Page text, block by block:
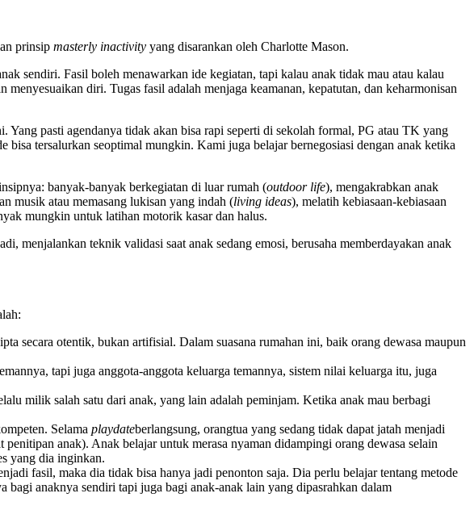
prinsip masterly inactivity yang disarankan oleh Charlotte Mason.
sendiri. Fasil boleh menawarkan ide kegiatan, tapi kalau anak tidak mau atau kalau
diri. Tugas fasil adalah menjaga keamanan, kepatutan, dan keharmonisan
Yang pasti agendanya tidak akan bisa rapi seperti di sekolah formal, PG atau TK yang
tersalurkan seoptimal mungkin. Kami juga belajar bernegosiasi dengan anak ketika
banyak-banyak berkegiatan di luar rumah (outdoor life), mengakrabkan anak
musik atau memasang lukisan yang indah (living ideas), melatih kebiasaan-kebiasaan
mungkin untuk latihan motorik kasar dan halus.
menjalankan teknik validasi saat anak sedang emosi, berusaha memberdayakan anak
secara otentik, bukan artifisial. Dalam suasana rumahan ini, baik orang dewasa maupun
tapi juga anggota-anggota keluarga temannya, sistem nilai keluarga itu, juga
milik salah satu dari anak, yang lain adalah peminjam. Ketika anak mau berbagi
Selama playdateberlangsung, orangtua yang sedang tidak dapat jatah menjadi
penitipan anak). Anak belajar untuk merasa nyaman didampingi orang dewasa selain
yang dia inginkan.
fasil, maka dia tidak bisa hanya jadi penonton saja. Dia perlu belajar tentang metode
anaknya sendiri tapi juga bagi anak-anak lain yang dipasrahkan dalam